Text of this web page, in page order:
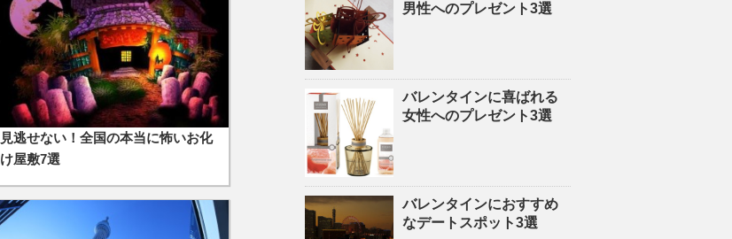
見逃せない！全国の本当に怖いお化
け屋敷7選
男性へのプレゼント3選
バレンタインに喜ばれる
女性へのプレゼント3選
バレンタインにおすすめ
なデートスポット3選